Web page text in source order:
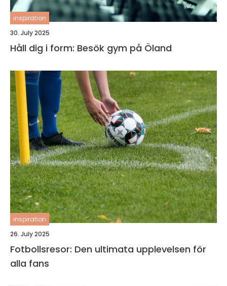
inspiration
30. July 2025
Håll dig i form: Besök gym på Öland
inspiration
26. July 2025
Fotbollsresor: Den ultimata upplevelsen för
alla fans